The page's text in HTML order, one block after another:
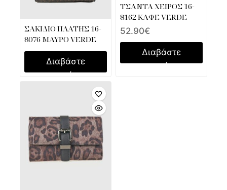
ΣΑΚΙΔΙΟ ΠΛΑΤΗΣ 16-
8076 ΜΑΥΡΟ VERDE
Διαβάστε
περισσότερα
ΤΣΑΝΤΑ ΧΕΙΡΟΣ 16-
8162 ΚΑΦΕ VERDE
52.90€
Διαβάστε
περισσότερα